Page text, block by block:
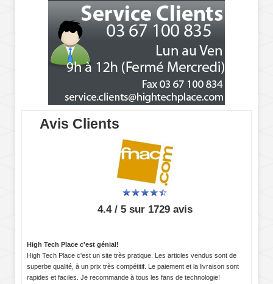
Avis Clients
4.4 / 5 sur 1729 avis
High Tech Place c'est génial!
High Tech Place c'est un site très pratique. Les articles vendus sont de
superbe qualité, à un prix très compétitif. Le paiement et la livraison sont
rapides et faciles. Je recommande à tous les fans de technologie!